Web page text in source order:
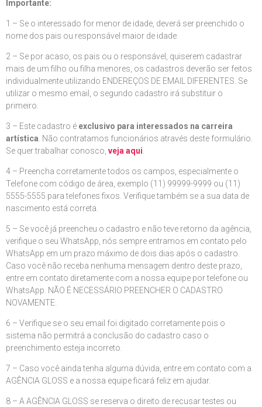
Importante:
1 – Se o interessado for menor de idade, deverá ser preenchido o
nome dos pais ou responsável maior de idade.
2 – Se por acaso, os pais ou o responsável, quiserem cadastrar
mais de um filho ou filha menores, os cadastros deverão ser feitos
individualmente utilizando ENDEREÇOS DE EMAIL DIFERENTES. Se
utilizar o mesmo email, o segundo cadastro irá substituir o
primeiro.
3 – Este cadastro é exclusivo para interessados na carreira
artística . Não contratamos funcionários através deste formulário.
Se quer trabalhar conosco, veja aqui
4 – Preencha corretamente todos os campos, especialmente o
Telefone com código de área, exemplo (11) 99999-9999 ou (11)
5555-5555 para telefones fixos. Verifique também se a sua data de
nascimento está correta.
5 – Se você já preencheu o cadastro e não teve retorno da agência,
verifique o seu WhatsApp, nós sempre entramos em contato pelo
WhatsApp em um prazo máximo de dois dias após o cadastro.
Caso você não receba nenhuma mensagem dentro deste prazo,
entre em contato diretamente com a nossa equipe por telefone ou
WhatsApp. NÃO É NECESSÁRIO PREENCHER O CADASTRO
NOVAMENTE.
6 – Verifique se o seu email foi digitado corretamente pois o
sistema não permitrá a conclusão do cadastro caso o
preenchimento esteja incorreto.
7 – Caso você ainda tenha alguma dúvida, entre em contato com a
AGÊNCIA GLOSS e a nossa equipe ficará feliz em ajudar.
8 – A AGÊNCIA GLOSS se reserva o direito de recusar testes ou